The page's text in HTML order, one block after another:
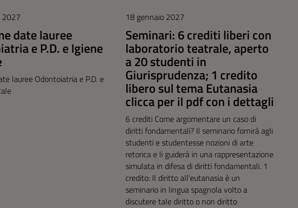
2027
date lauree
e P.D. e Igiene
lauree Odontoiatria e P.D. e
18 gennaio 2027
Seminari: 6 crediti liberi con
laboratorio teatrale, aperto
a 20 studenti in
Giurisprudenza; 1 credito
libero sul tema Eutanasia
clicca per il pdf con i dettagli
6 crediti Come argomentare un caso di
diritti fondamentali? Il seminario fornirà agli
studenti e studentesse nozioni di arte
retorica e li guiderà in una rappresentazione
simulata in difesa di diritti fondamentali. 1
credito: Il diritto all'eutanasia è un
seminario in lingua spagnola volto a
discutere tale diritto o non diritto